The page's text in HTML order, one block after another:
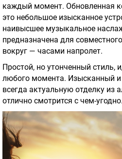
каждый момент. Обновленная
это небольшое изысканное
наивысшее музыкальное
предназначена для
вокруг — часами напролет.
Простой, но утонченный стиль,
любого момента. Изысканный
всегда актуальную отделку из
отлично смотрится с чем-угодно.